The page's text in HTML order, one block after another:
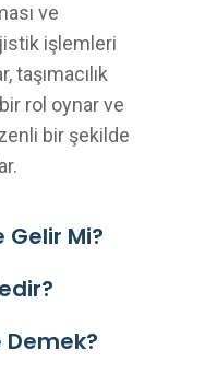
ve
işlemleri
taşımacılık
rol oynar ve
bir şekilde
Mi?